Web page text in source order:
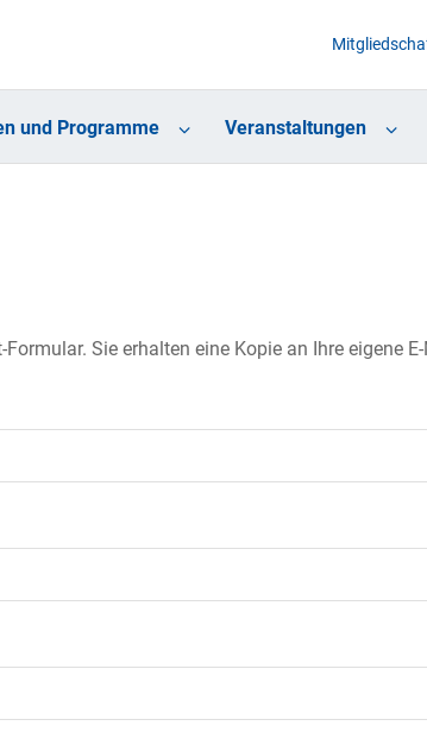
und Programme Veranstaltungen
Sie erhalten eine Kopie an Ihre eigene